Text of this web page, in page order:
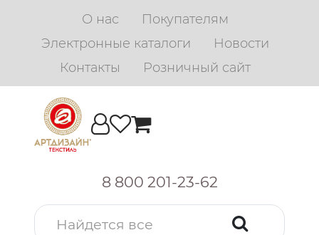
О нас
Покупателям
Электронные каталоги
Новости
Контакты
Розничный сайт
8 800 201-23-62